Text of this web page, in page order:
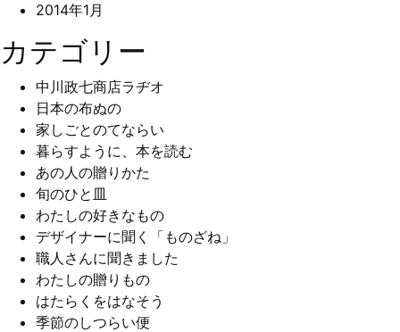
2014年1月
カテゴリー
中川政七商店ラヂオ
日本の布ぬの
家しごとのてならい
暮らすように、本を読む
あの人の贈りかた
旬のひと皿
わたしの好きなもの
デザイナーに聞く「ものざね」
職人さんに聞きました
わたしの贈りもの
はたらくをはなそう
季節のしつらい便